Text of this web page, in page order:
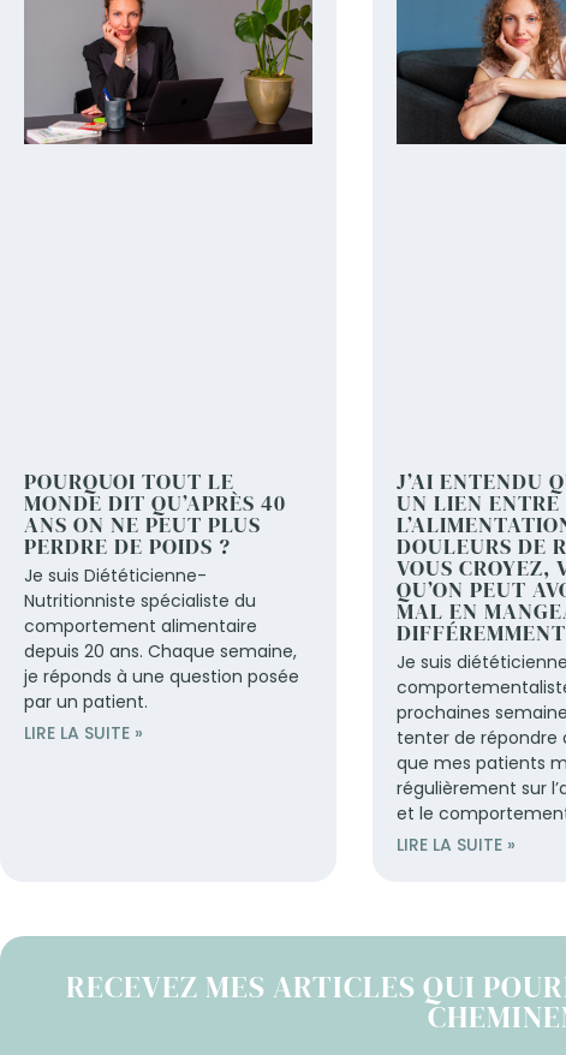
POURQUOI TOUT LE
MONDE DIT QU’APRÈS 40
ANS ON NE PEUT PLUS
PERDRE DE POIDS ?
Je suis Diététicienne-
Nutritionniste spécialiste du
comportement alimentaire
depuis 20 ans. Chaque semaine,
je réponds à une question posée
par un patient.
LIRE LA SUITE »
J’AI ENTENDU
UN LIEN ENTRE
DOULEURS DE
VOUS CROYEZ,
QU’ON PEUT
MAL EN
Je suis diététicienne
prochaines
tenter de répondre
que mes patients
régulièrement sur
et le
LIRE LA SUITE »
RECEVEZ MES ARTICLES QUI